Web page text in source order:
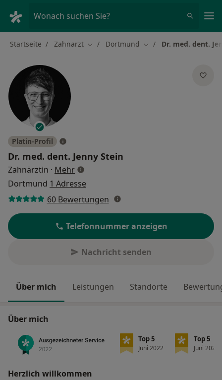
Wonach suchen Sie?
Startseite Zahnarzt Stadt ändern
Dortmund Stadt ändern
Dr. med. dent.
Platin-Profil
Dr. med. dent. Jenny Stein
Zahnärztin · Mehrüber Spezialisierungen
Dortmund 1 Adresse
60 Bewertungen
Telefonnummer anzeigen
Nachricht senden
Über mich Leistungen Standorte
Über mich
Top 5
Juni 2022
Top 5
Juni 2022
Herzlich willkommen